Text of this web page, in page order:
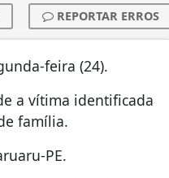
REPORTAR ERROS
feira (24).
a vítima identificada
família.
PE.